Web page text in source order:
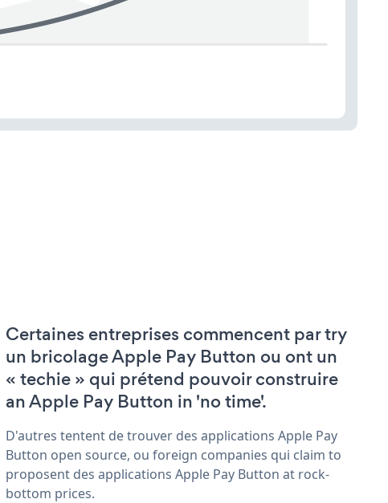
Certaines entreprises commencent par try
un bricolage Apple Pay Button ou ont un
« techie » qui prétend pouvoir construire
an Apple Pay Button in 'no time'.
D'autres tentent de trouver des applications Apple Pay
Button open source, ou foreign companies qui claim to
proposent des applications Apple Pay Button at rock-
bottom prices.